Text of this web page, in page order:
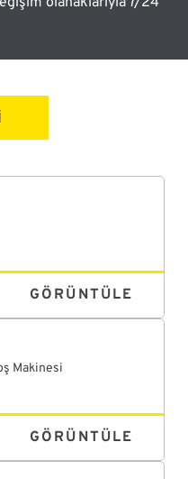
GÖRÜNTÜLE
Makinesi
GÖRÜNTÜLE